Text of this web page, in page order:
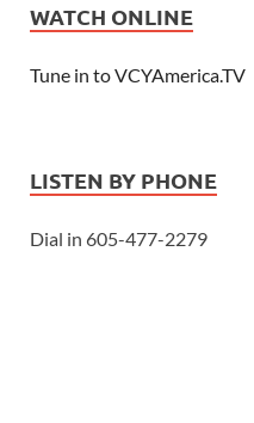
WATCH ONLINE
Tune in to VCYAmerica.TV
LISTEN BY PHONE
Dial in 605-477-2279